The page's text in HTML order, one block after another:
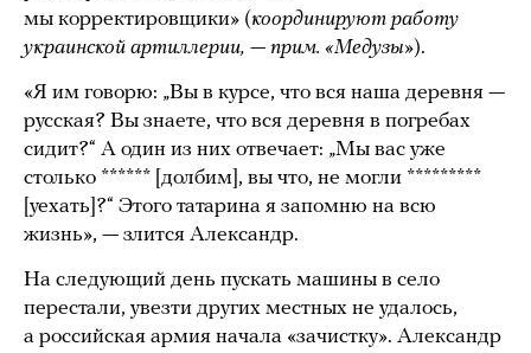
мы корректировщики» (координируют работу
украинской артиллерии, — прим. «Медузы»).
«Я им говорю: „Вы в курсе, что вся наша деревня —
русская? Вы знаете, что вся деревня в погребах
сидит?“ А один из них отвечает: „Мы вас уже
столько ****** [долбим], вы что, не могли *********
[уехать]?“ Этого татарина я запомню на всю
жизнь», — злится Александр.
На следующий день пускать машины в село
перестали, увезти других местных не удалось,
а российская армия начала «зачистку». Александр